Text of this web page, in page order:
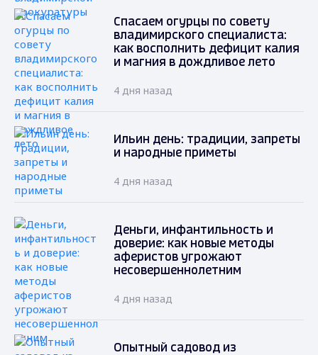
Спасаем огурцы по совету
владимирского специалиста:
как восполнить дефицит калия
и магния в дождливое лето
4 дня назад
Ильин день: традиции, запреты
и народные приметы
4 дня назад
Деньги, инфантильность и
доверие: как новые методы
аферистов угрожают
несовершеннолетним
4 дня назад
Опытный садовод из